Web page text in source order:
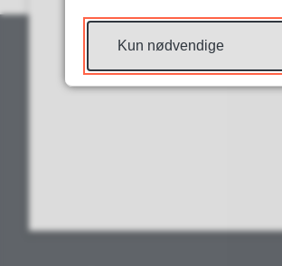
Kun nødvendige